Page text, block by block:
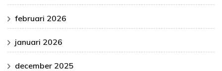
februari 2026
januari 2026
december 2025